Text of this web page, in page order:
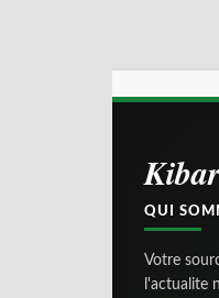
QUI
Votre
l'actualite